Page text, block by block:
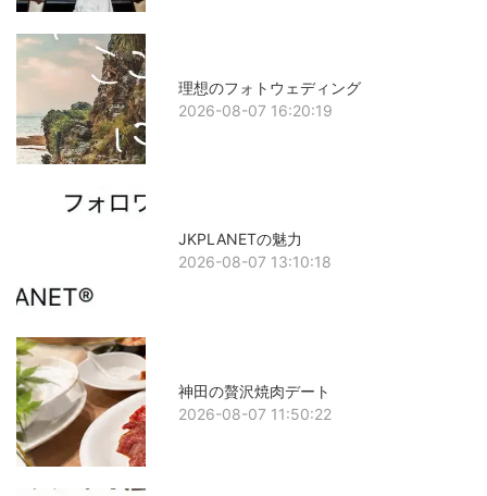
理想のフォトウェディング
2026-08-07 16:20:19
JKPLANETの魅力
2026-08-07 13:10:18
神田の贅沢焼肉デート
2026-08-07 11:50:22